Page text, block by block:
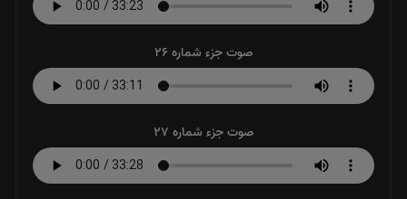
صوت جزء شماره 26
صوت جزء شماره 27